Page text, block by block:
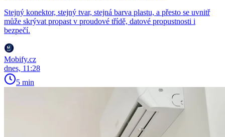
Stejný konektor, stejný tvar, stejná barva plastu, a přesto se uvnitř
může skrývat propast v proudové třídě, datové propustnosti i
bezpečí.
Mobify.cz
dnes, 11:28
5 min